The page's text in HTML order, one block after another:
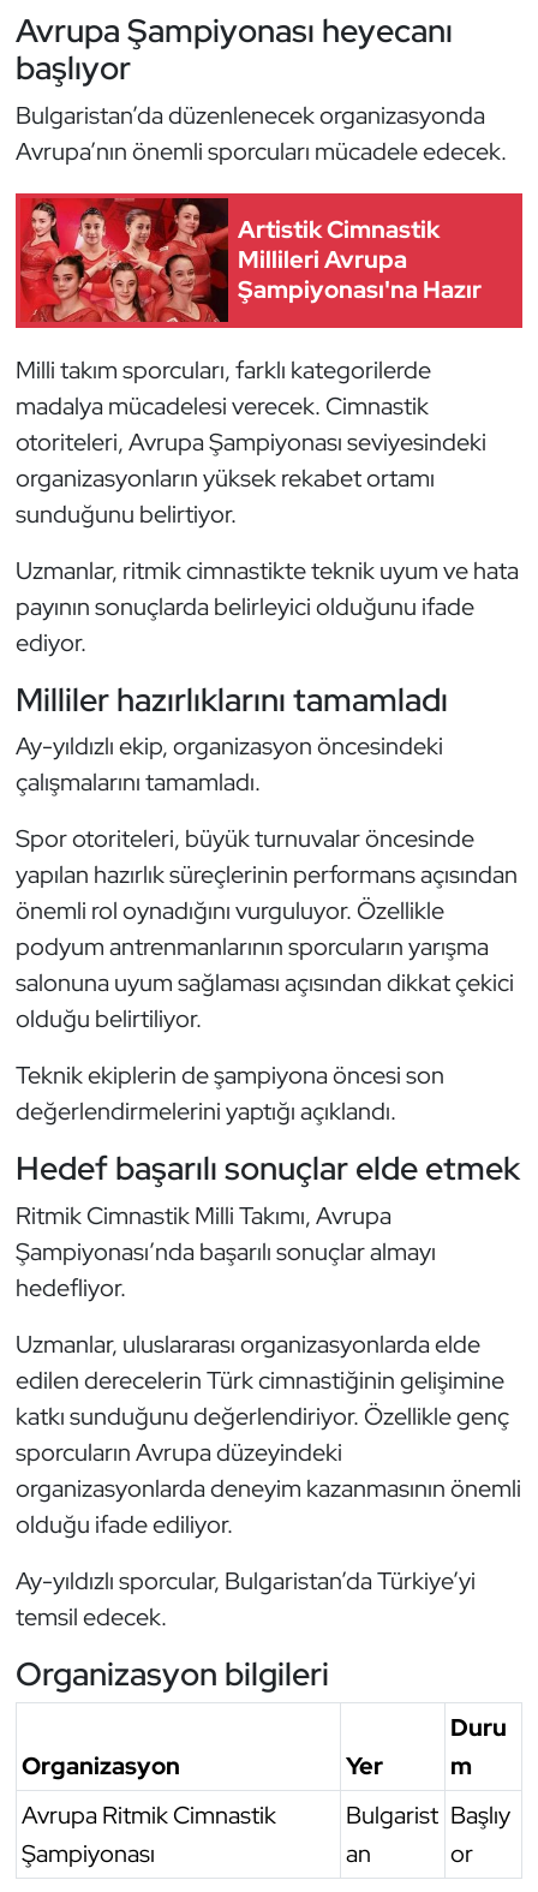
Avrupa Şampiyonası heyecanı
başlıyor
Bulgaristan’da düzenlenecek organizasyonda
Avrupa’nın önemli sporcuları mücadele edecek.
Artistik Cimnastik
Millileri Avrupa
Şampiyonası'na Hazır
Milli takım sporcuları, farklı kategorilerde
madalya mücadelesi verecek. Cimnastik
otoriteleri, Avrupa Şampiyonası seviyesindeki
organizasyonların yüksek rekabet ortamı
sunduğunu belirtiyor.
Uzmanlar, ritmik cimnastikte teknik uyum ve hata
payının sonuçlarda belirleyici olduğunu ifade
ediyor.
Milliler hazırlıklarını tamamladı
Ay-yıldızlı ekip, organizasyon öncesindeki
çalışmalarını tamamladı.
Spor otoriteleri, büyük turnuvalar öncesinde
yapılan hazırlık süreçlerinin performans açısından
önemli rol oynadığını vurguluyor. Özellikle
podyum antrenmanlarının sporcuların yarışma
salonuna uyum sağlaması açısından dikkat çekici
olduğu belirtiliyor.
Teknik ekiplerin de şampiyona öncesi son
değerlendirmelerini yaptığı açıklandı.
Hedef başarılı sonuçlar elde etmek
Ritmik Cimnastik Milli Takımı, Avrupa
Şampiyonası’nda başarılı sonuçlar almayı
hedefliyor.
Uzmanlar, uluslararası organizasyonlarda elde
edilen derecelerin Türk cimnastiğinin gelişimine
katkı sunduğunu değerlendiriyor. Özellikle genç
sporcuların Avrupa düzeyindeki
organizasyonlarda deneyim kazanmasının önemli
olduğu ifade ediliyor.
Ay-yıldızlı sporcular, Bulgaristan’da Türkiye’yi
temsil edecek.
Organizasyon bilgileri
Organizasyon Yer
Duru
m
Avrupa Ritmik Cimnastik
Şampiyonası
Bulgarist
an
Başlıy
or
Futbol
Futsal
Genel
Golf
Güreş
Hava Sporları
Hentbol
İşitme Engelli Sporcular
Judo ve Kuraş
Kano ve Rafting
Karate
Kayak
Kempo
Kick Boks
Kürek
Masa Tenisi
Modern Pentatlon
Muay Thai
Okçuluk
Oryantiring
Özel Sporcular
Paralimpik
Ragbi
Satranç
Su Topu
Sualtı Sporları
Tekvando
Tenis